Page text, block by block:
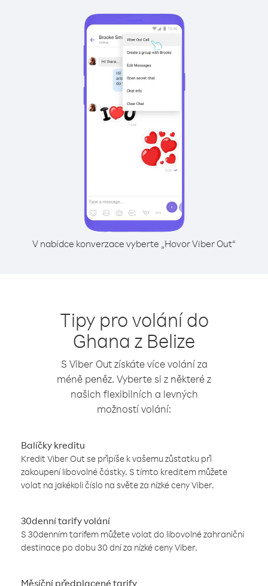
V nabídce konverzace vyberte „Hovor Viber Out“
Tipy pro volání do
Ghana z Belize
S Viber Out získáte více volání za
méně peněz. Vyberte si z některé z
našich flexibilních a levných
možností volání:
Balíčky kreditu
Kredit Viber Out se připíše k vašemu zůstatku při
zakoupení libovolné částky. S tímto kreditem můžete
volat na jakékoli číslo na světe za nízké ceny Viber.
30denní tarify volání
S 30denním tarifem můžete volat do libovolné zahraniční
destinace po dobu 30 dní za nízké ceny Viber.
Měsíční předplacené tarify